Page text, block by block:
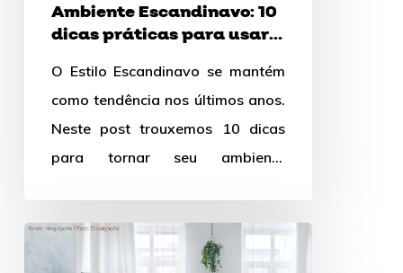
Ambiente Escandinavo: 10
dicas práticas para usar
O Estilo Escandinavo se mantém
como tendência nos últimos anos.
Neste post trouxemos 10 dicas
para tornar seu ambiente
Estilo